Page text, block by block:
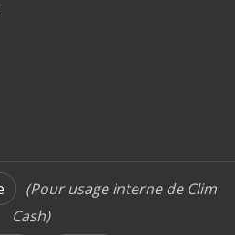
(Pour usage interne de Clim
Cash)